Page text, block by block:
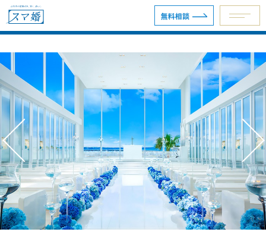
無料相談
予約専用ダイヤル 0120-098-754
無料相談 資料請求
ウェディングプラン
ショールーム・サロン 会場を探す